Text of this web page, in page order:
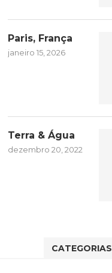
Paris, França
janeiro 15, 2026
Terra & Água
dezembro 20, 2022
CATEGORIAS